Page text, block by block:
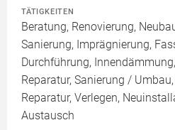
TÄTIGKEITEN
Beratung, Renovierung,
Sanierung, Imprägnierung,
Durchführung,
Reparatur, Sanierung /
Reparatur, Verlegen,
Austausch